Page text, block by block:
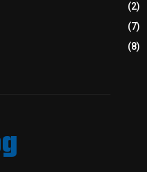
(2)
(7)
(8)